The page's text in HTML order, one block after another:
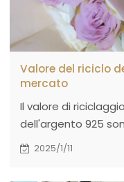
Valore del riciclo
mercato
Il valore di
dell'argento 925
cui i prezzi globali
2025/1/11